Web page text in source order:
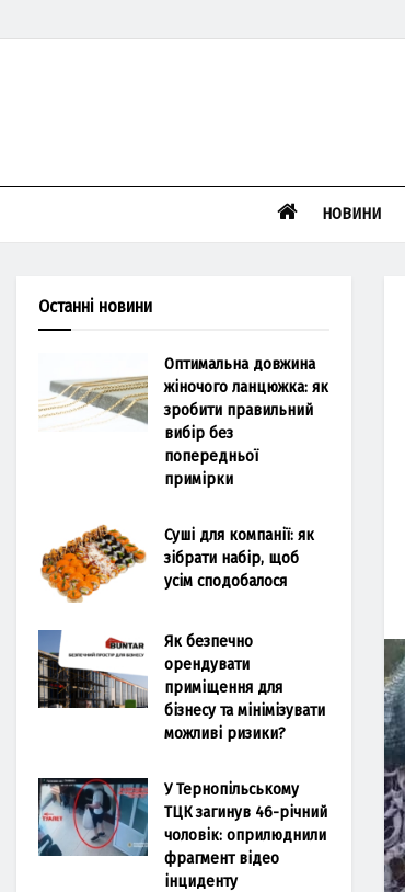
НОВИНИ
Останні новини
Оптимальна довжина
жіночого ланцюжка: як
зробити правильний
вибір без
попередньої
примірки
Суші для компанії: як
зібрати набір, щоб
усім сподобалося
Як безпечно
орендувати
приміщення для
бізнесу та мінімізувати
можливі ризики?
У Тернопільському
ТЦК загинув 46-річний
чоловік: оприлюднили
фрагмент відео
інциденту